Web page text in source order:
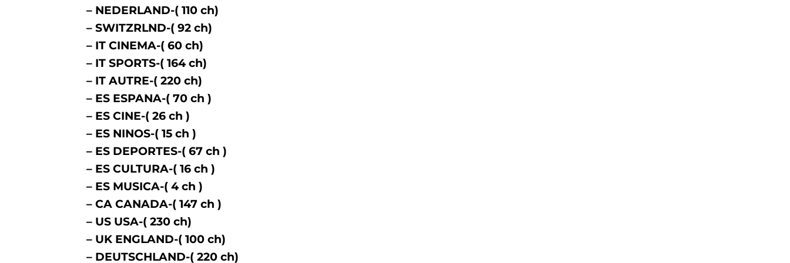
– NEDERLAND-( 110 ch)
– SWITZRLND-( 92 ch)
– IT CINEMA-( 60 ch)
– IT SPORTS-( 164 ch)
– IT AUTRE-( 220 ch)
– ES ESPANA-( 70 ch )
– ES CINE-( 26 ch )
– ES NINOS-( 15 ch )
– ES DEPORTES-( 67 ch )
– ES CULTURA-( 16 ch )
– ES MUSICA-( 4 ch )
– CA CANADA-( 147 ch )
– US USA-( 230 ch)
– UK ENGLAND-( 100 ch)
– DEUTSCHLAND-( 220 ch)